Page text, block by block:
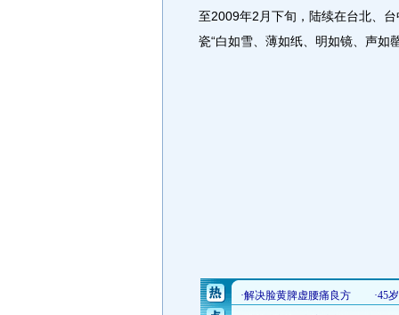
至2009年2月下旬，陆续在台北、
瓷“白如雪、薄如纸、明如镜、声如